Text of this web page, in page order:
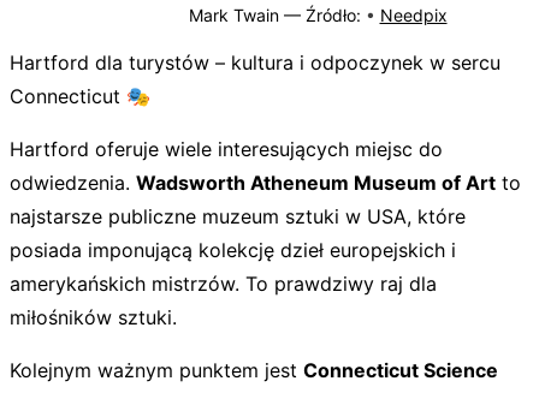
Mark Twain — Źródło: • Needpix
Hartford dla turystów – kultura i odpoczynek w sercu
Connecticut 🎭
Hartford oferuje wiele interesujących miejsc do
odwiedzenia. Wadsworth Atheneum Museum of Art to
najstarsze publiczne muzeum sztuki w USA, które
posiada imponującą kolekcję dzieł europejskich i
amerykańskich mistrzów. To prawdziwy raj dla
miłośników sztuki.
Kolejnym ważnym punktem jest Connecticut Science